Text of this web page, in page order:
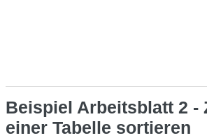
Beispiel Arbeitsblatt 2 -
einer Tabelle sortieren